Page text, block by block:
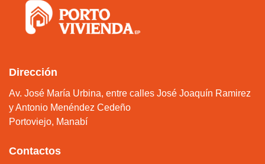
Dirección
Av. José María Urbina, entre calles José Joaquín Ramirez
y Antonio Menéndez Cedeño
Portoviejo, Manabí
Contactos